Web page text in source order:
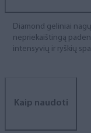
Diamond geliniai
nepriekaištingą
intensyvių ir ryškių
Kaip naudoti